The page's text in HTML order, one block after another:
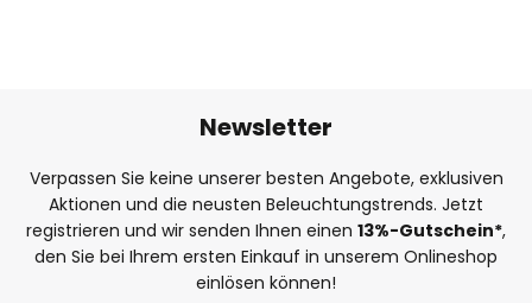
Newsletter
Verpassen Sie keine unserer besten Angebote, exklusiven
Aktionen und die neusten Beleuchtungstrends. Jetzt
registrieren und wir senden Ihnen einen 13%-Gutschein*,
den Sie bei Ihrem ersten Einkauf in unserem Onlineshop
einlösen können!